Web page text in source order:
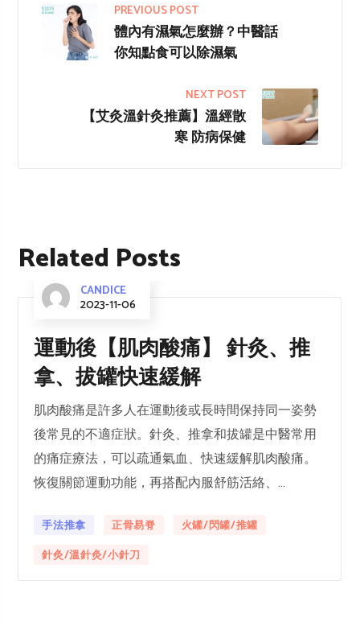
PREVIOUS POST
體內有濕氣怎麼辦？中醫話
你知點食可以除濕氣
NEXT POST
【艾灸溫針灸推薦】溫經散
寒 防病保健
Related Posts
CANDICE
2023-11-06
運動後【肌肉酸痛】 針灸、推
拿、拔罐快速緩解
肌肉酸痛是許多人在運動後或長時間保持同一姿勢
後常見的不適症狀。針灸、推拿和拔罐是中醫常用
的痛症療法，可以疏通氣血、快速緩解肌肉酸痛。
恢復關節運動功能，再搭配內服舒筋活絡、...
手法推拿 正骨易脊
火罐/閃罐/推罐
針灸/溫針灸/小針刀